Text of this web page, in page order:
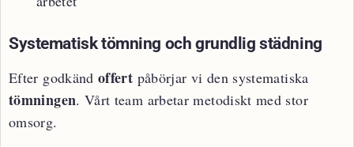
Systematisk tömning och grundlig städning
Efter godkändoffert påbörjar vi den systematiska
tömningen. Vårt team arbetar metodiskt med stor
omsorg.